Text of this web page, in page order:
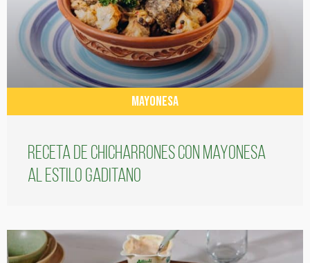
MAYONESA
Receta de chicharrones con mayonesa
al estilo gaditano